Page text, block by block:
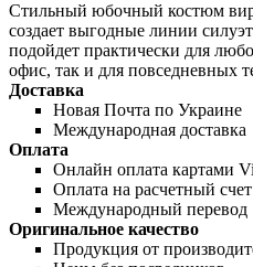
Стильный юбочный костюм
создает выгодные линии
подойдет практически для
офис, так и для повседневных
Доставка
Новая Почта по Украине
Международная доставка
Оплата
Онлайн оплата картами
Оплата на расчетный счет
Международный перевод
Оригинальное качество
Продукция от